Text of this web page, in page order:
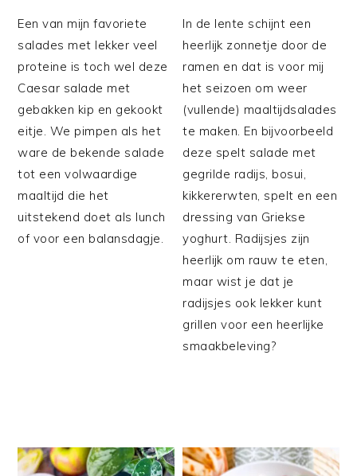
Een van mijn favoriete
salades met lekker veel
proteine is toch wel deze
Caesar salade met
gebakken kip en gekookt
eitje. We pimpen als het
ware de bekende salade
tot een volwaardige
maaltijd die het
uitstekend doet als lunch
of voor een balansdagje.
In de lente schijnt een
heerlijk zonnetje door de
ramen en dat is voor mij
het seizoen om weer
(vullende) maaltijdsalades
te maken. En bijvoorbeeld
deze spelt salade met
gegrilde radijs, bosui,
kikkererwten, spelt en een
dressing van Griekse
yoghurt. Radijsjes zijn
heerlijk om rauw te eten,
maar wist je dat je
radijsjes ook lekker kunt
grillen voor een heerlijke
smaakbeleving?